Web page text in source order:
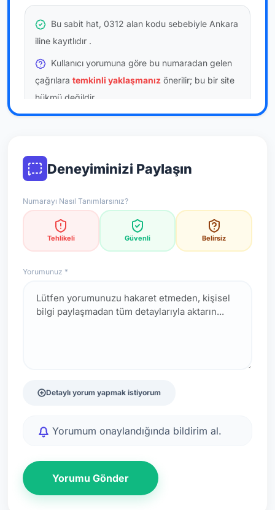
Bu sabit hat, 0312 alan kodu sebebiyle Ankara
iline kayıtlıdır .
Kullanıcı yorumuna göre bu numaradan gelen
çağrılara temkinli yaklaşmanız önerilir; bu bir site
hükmü değildir.
Bu bilgiler onaylı kullanıcı bildirimlerine dayanır;
*Not: Değerlendirmeler onaylı kullanıcı yorumlarına göre
Deneyiminizi Paylaşın
Numarayı Nasıl Tanımlarsınız?
Tehlikeli Güvenli Belirsiz
Yorumunuz *
Detaylı yorum yapmak istiyorum
Yorumum onaylandığında bildirim al.
Yorumu Gönder